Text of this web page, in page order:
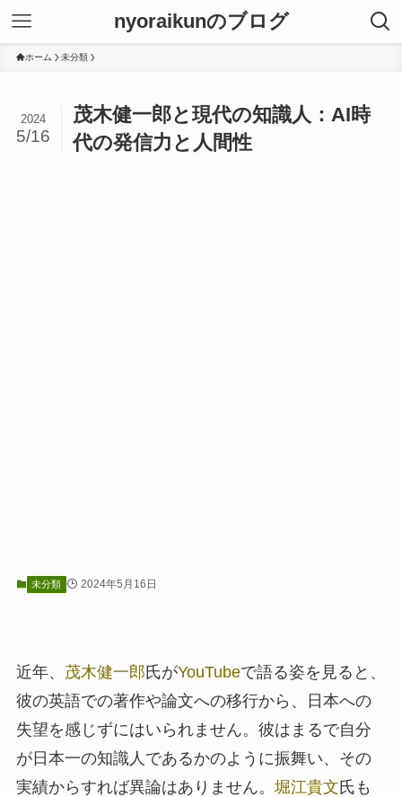
nyoraikunのブログ
ホーム 未分類
茂木健一郎と現代の知識人：AI時
代の発信力と人間性
2024
5/16
未分類 2024年5月16日
近年、 茂木健一郎氏がYouTubeで語る姿を見ると、
彼の英語での著作や論文への移行から、日本への
失望を感じずにはいられません。彼はまるで自分
が日本一の知識人であるかのように振舞い、その
実績からすれば異論はありません。 堀江貴文氏も